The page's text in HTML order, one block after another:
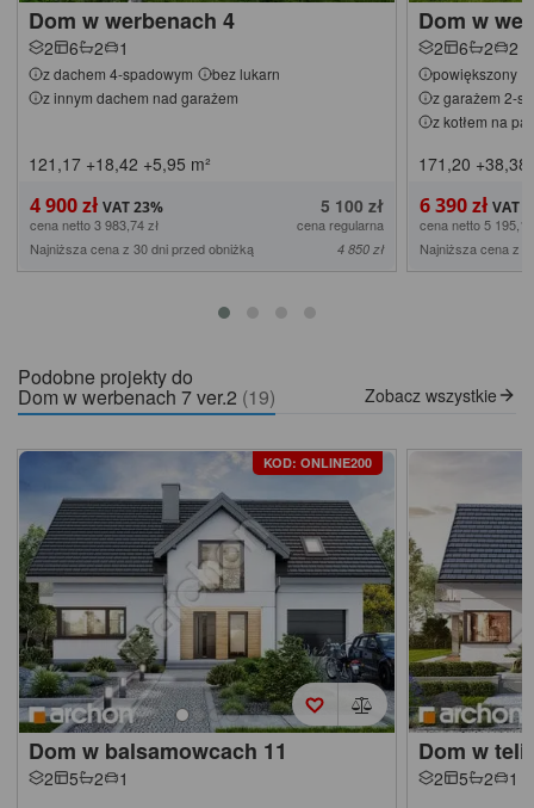
Dom w werbenach 4
2 6 2 1
z dachem 4-spadowym
bez lukarn
z innym dachem nad garażem
121,17 +18,42 +5,95 m²
4 900 zł 5 100 zł
cena netto 3 983,74 zł
cena regularna
Najniższa cena z 30 dni przed obniżką
4 850 zł
Dom w
2 6 2 2
powiększony
z garażem 2-
z kotłem na
171,20 +38,38
6 390 zł
cena netto 5
Najniższa cena z
Podobne projekty do
Dom w werbenach 7 ver.2 (19) Zobacz wszystkie
KOD: ONLINE200
Dom w balsamowcach 11
2 5 2
1
Dom w
2 5 2
1